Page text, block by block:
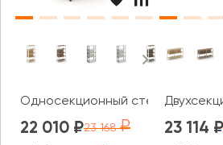
Односекционный стеллаж
22 010 23 168 23 114